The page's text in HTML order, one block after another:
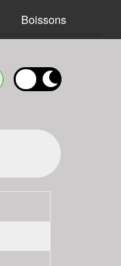
Boissons